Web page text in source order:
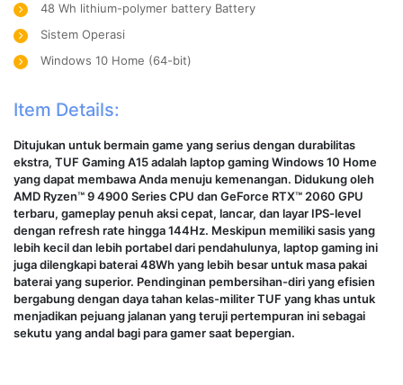
48 Wh lithium-polymer battery Battery
Sistem Operasi
Windows 10 Home (64-bit)
Item Details:
Ditujukan untuk bermain game yang serius dengan durabilitas
ekstra, TUF Gaming A15 adalah laptop gaming Windows 10 Home
yang dapat membawa Anda menuju kemenangan. Didukung oleh
AMD Ryzen™ 9 4900 Series CPU dan GeForce RTX™ 2060 GPU
terbaru, gameplay penuh aksi cepat, lancar, dan layar IPS-level
dengan refresh rate hingga 144Hz. Meskipun memiliki sasis yang
lebih kecil dan lebih portabel dari pendahulunya, laptop gaming ini
juga dilengkapi baterai 48Wh yang lebih besar untuk masa pakai
baterai yang superior. Pendinginan pembersihan-diri yang efisien
bergabung dengan daya tahan kelas-militer TUF yang khas untuk
menjadikan pejuang jalanan yang teruji pertempuran ini sebagai
sekutu yang andal bagi para gamer saat bepergian.